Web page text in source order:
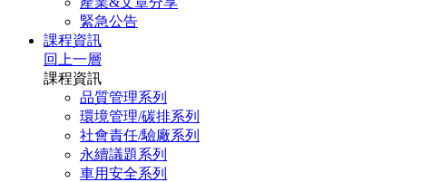
緊急公告
課程資訊
回上一層
課程資訊
品質管理系列
環境管理/碳排系列
社會責任/驗廠系列
永續議題系列
車用安全系列